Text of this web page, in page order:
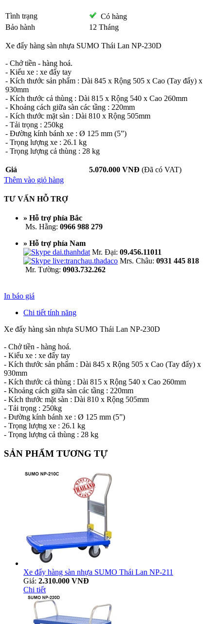
Tình trạng
Có hàng
Bảo hành
12 Tháng
Xe đẩy hàng sàn nhựa SUMO Thái Lan NP-230D
- Chở tiền - hàng hoá.
- Kiểu xe : xe đẩy tay
- Kích thước sản phẩm : Dài 845 x Rộng 505 x Cao (Tay đẩy) x
930mm
- Kích thước cả thùng : Dài 815 x Rộng 540 x Cao 260mm
- Khoảng cách giữa sàn các tầng : 220mm
- Kích thước mặt sàn : Dài 810 x Rộng 505mm
- Tải trọng : 250kg
- Đường kính bánh xe : Ø 125 mm (5”)
- Trọng lượng xe : 26.1 kg
- Trọng lượng cả thùng : 28 kg
Giá 5.070.000 VNĐ (Đã có VAT)
Thêm vào giỏ hàng
TƯ VẤN HỖ TRỢ
» Hỗ trợ phía Bắc
Ms. Hằng: 0966 988 279
» Hỗ trợ phía Nam
Mr. Đại: 09.456.11011
Mrs. Châu: 0931 445 818
Mr. Tường: 0903.732.262
In báo giá
Chi tiết tính năng
Xe đẩy hàng sàn nhựa SUMO Thái Lan NP-230D
- Chở tiền - hàng hoá.
- Kiểu xe : xe đẩy tay
- Kích thước sản phẩm : Dài 845 x Rộng 505 x Cao (Tay đẩy) x
930mm
- Kích thước cả thùng : Dài 815 x Rộng 540 x Cao 260mm
- Khoảng cách giữa sàn các tầng : 220mm
- Kích thước mặt sàn : Dài 810 x Rộng 505mm
- Tải trọng : 250kg
- Đường kính bánh xe : Ø 125 mm (5”)
- Trọng lượng xe : 26.1 kg
- Trọng lượng cả thùng : 28 kg
SẢN PHẨM TƯƠNG TỰ
Xe đẩy hàng sàn nhựa SUMO Thái Lan NP-211
Giá: 2.310.000 VNĐ
Chi tiết